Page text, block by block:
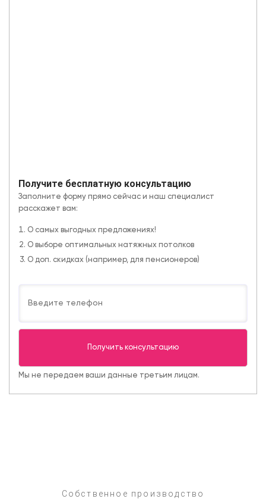
Получите бесплатную консультацию
Заполните форму прямо сейчас и наш специалист
расскажет вам:
О самых выгодных предложениях!
О выборе оптимальных натяжных потолков
О доп. скидках (например, для пенсионеров)
Мы не передаем ваши данные третьим лицам.
Собственное производство